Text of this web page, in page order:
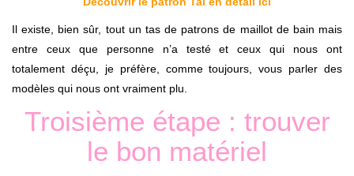
Il existe, bien sûr, tout un tas de patrons de maillot de bain mais
entre ceux que personne n’a testé et ceux qui nous ont
totalement déçu, je préfère, comme toujours, vous parler des
modèles qui nous ont vraiment plu.
Troisième étape : trouver
le bon matériel